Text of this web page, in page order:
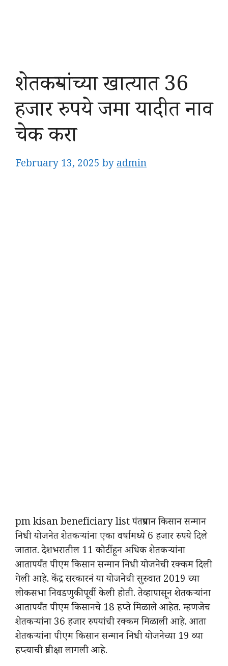
शेतकऱ्यांच्या खात्यात 36
हजार रुपये जमा यादीत नाव
चेक करा
February 13, 2025 byadmin
pm kisan beneficiary list पंतप्रधान किसान सन्मान
निधी योजनेत शेतकऱ्यांना एका वर्षामध्ये 6 हजार रुपये दिले
जातात. देशभरातील 11 कोटींहून अधिक शेतकऱ्यांना
आतापर्यंत पीएम किसान सन्मान निधी योजनेची रक्कम दिली
गेली आहे. केंद्र सरकारनं या योजनेची सुरुवात 2019 च्या
लोकसभा निवडणुकीपूर्वी केली होती. तेव्हापासून शेतकऱ्यांना
आतापर्यंत पीएम किसानचे 18 हप्ते मिळाले आहेत. म्हणजेच
शेतकऱ्यांना 36 हजार रुपयांची रक्कम मिळाली आहे. आता
शेतकऱ्यांना पीएम किसान सन्मान निधी योजनेच्या 19 व्या
हप्त्याची प्रतीक्षा लागली आहे.